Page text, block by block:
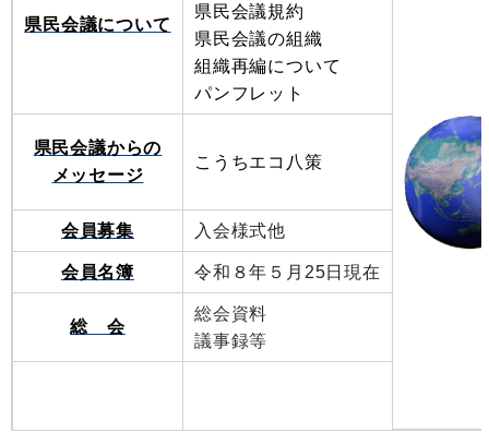
県民会議について
県民会議規約
県民会議の組織
組織再編について
パンフレット
県民会議からの
メッセージ
こうちエコ八策
会員募集 入会様式他
会員名簿 令和８年５月25日現在
総 会
総会資料
議事録等